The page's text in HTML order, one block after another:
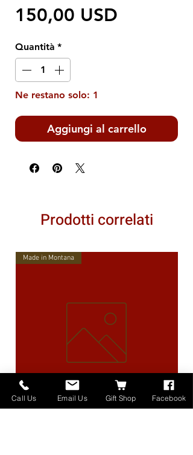
150,00 USD
Quantità *
Ne restano solo: 1
Aggiungi al carrello
Prodotti correlati
Made in Montana
Call Us Email Us Gift Shop Facebook